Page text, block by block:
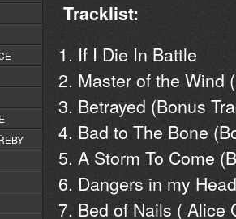
Tracklist:
If I Die In Battle
Master of the Wind
Betrayed (Bonus
Bad to The Bone
A Storm To Come
Dangers in my Head
Bed of Nails ( Alice